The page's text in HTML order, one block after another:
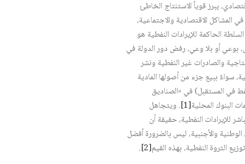
يبرز قوياً الاستنتاج الخاطئ
المشاكل الاقتصادية والاجتماعية،
الحاكمة للإيرادات النفطية هو
بوعي أو بلا وعي، رفض دور الدولة في
والصادرات غير النفطية ونشر
سواءٌ ببيع جزء من أصولها المادية
في المستقبل) في «الصناديق
البنوك المحلية‏[1]
. ويتجاهل
للإيرادات النفطية، حقيقة أن
الوطنية والأجنبية، ليس بالضرورة أفضل
الثروة النفطية، بهذه القيم‏[2]
.